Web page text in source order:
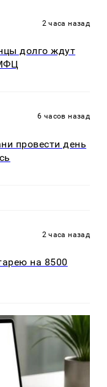
2 часа назад
долго ждут
6 часов назад
провести день
2 часа назад
на 8500